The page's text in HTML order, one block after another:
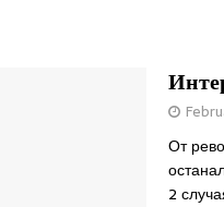
От
2